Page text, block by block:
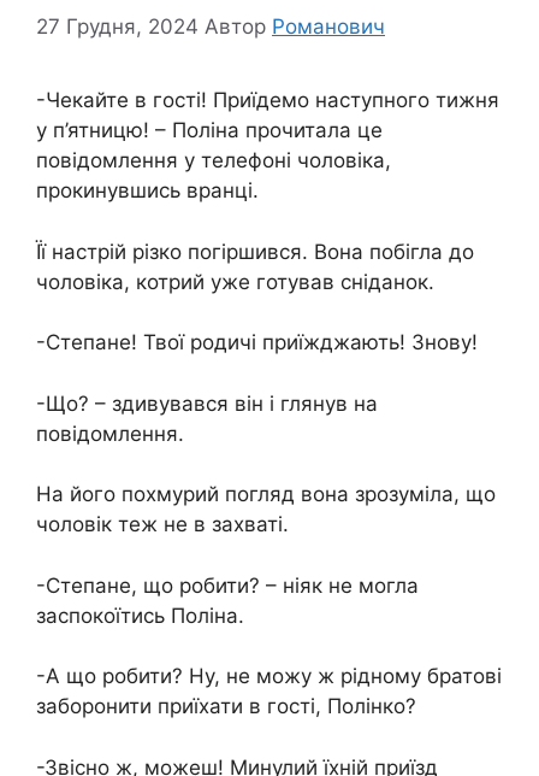
27 Грудня, 2024 Автор Романович
-Чекайте в гості! Приїдемо наступного тижня
у п’ятницю! – Поліна прочитала це
повідомлення у телефоні чоловіка,
прокинувшись вранці.
Її настрій різко погіршився. Вона побігла до
чоловіка, котрий уже готував сніданок.
-Степане! Твої родичі приїжджають! Знову!
-Що? – здивувався він і глянув на
повідомлення.
На його похмурий погляд вона зрозуміла, що
чоловік теж не в захваті.
-Степане, що робити? – ніяк не могла
заспокоїтись Поліна.
-А що робити? Ну, не можу ж рідному братові
заборонити приїхати в гості, Полінко?
-Звісно ж, можеш! Минулий їхній приїзд